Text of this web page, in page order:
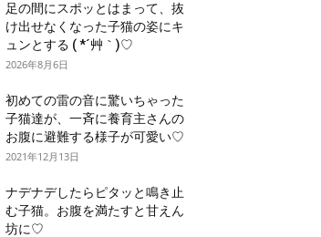
足の間にスポッとはまって、抜
け出せなくなった子猫の姿にキ
ュンとする ( *´艸｀)♡
2026年8月6日
初めての雷の音に驚いちゃった
子猫達が、一斉に養育主さんの
お腹に避難する様子が可愛い♡
2021年12月13日
ナデナデしたらピタッと鳴き止
む子猫。お腹を満たすと甘えん
坊に♡